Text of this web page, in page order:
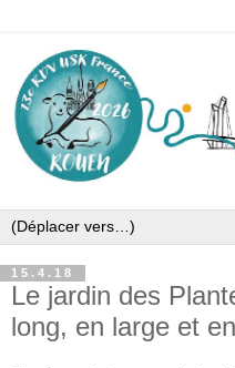
15.4.18
Le jardin des
long, en large et